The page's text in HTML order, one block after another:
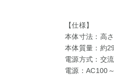
【仕様】
本体寸法：高
本体質量：約
電源方式：交
電源：AC100